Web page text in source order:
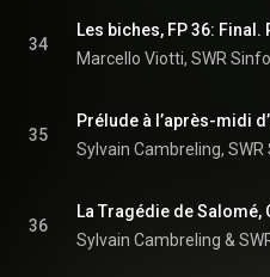
34
Les biches, FP 36: Final.
35
Prélude à l’après-midi
36
La Tragédie de Salomé,